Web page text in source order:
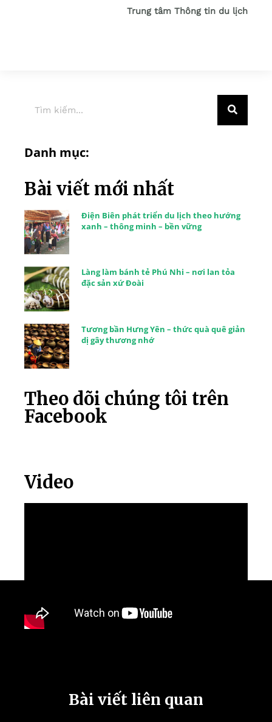
Trung tâm Thông tin du lịch
Danh mục:
Bài viết mới nhất
Điện Biên phát triển du lịch theo hướng
xanh – thông minh – bền vững
Làng làm bánh tẻ Phú Nhi – nơi lan tỏa
đặc sản xứ Đoài
Tương bần Hưng Yên – thức quà quê giản
dị gây thương nhớ
Theo dõi chúng tôi trên
Facebook
Video
Bài viết liên quan